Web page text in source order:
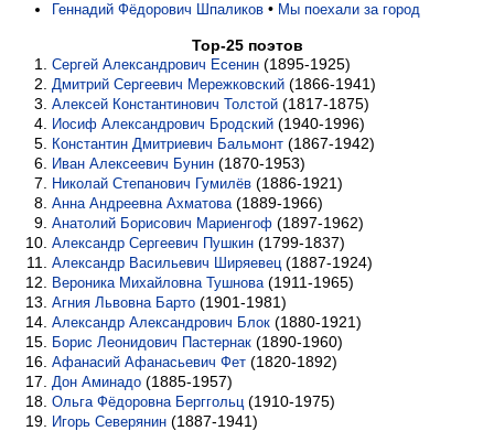
Геннадий Фёдорович Шпаликов • Мы поехали за город
Top-25 поэтов
Сергей Александрович Есенин (1895-1925)
Дмитрий Сергеевич Мережковский (1866-1941)
Алексей Константинович Толстой (1817-1875)
Иосиф Александрович Бродский (1940-1996)
Константин Дмитриевич Бальмонт (1867-1942)
Иван Алексеевич Бунин (1870-1953)
Николай Степанович Гумилёв (1886-1921)
Анна Андреевна Ахматова (1889-1966)
Анатолий Борисович Мариенгоф (1897-1962)
Александр Сергеевич Пушкин (1799-1837)
Александр Васильевич Ширяевец (1887-1924)
Вероника Михайловна Тушнова (1911-1965)
Агния Львовна Барто (1901-1981)
Александр Александрович Блок (1880-1921)
Борис Леонидович Пастернак (1890-1960)
Афанасий Афанасьевич Фет (1820-1892)
Дон Аминадо (1885-1957)
Ольга Фёдоровна Берггольц (1910-1975)
Игорь Северянин (1887-1941)